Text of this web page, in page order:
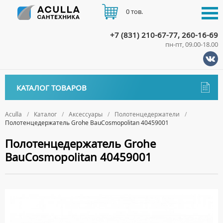
Aculla Каталог Аксессуары
Полотенцедержатели
Полотенцедержатель Grohe BauCosmopolitan 40459001
Полотенцедержатель Grohe
BauCosmopolitan 40459001
КАТАЛОГ ТОВАРОВ
ДИСПЕНСЕРЫ
ДОЗАТОРЫ ДЛЯ МЫЛА
ЕРШИКИ
+7 (831) 210-67-77, 260-16-69
пн-пт, 09.00-18.00
0 тов.
ДОСТАВКА
ОПЛАТА
КОНТАКТЫ